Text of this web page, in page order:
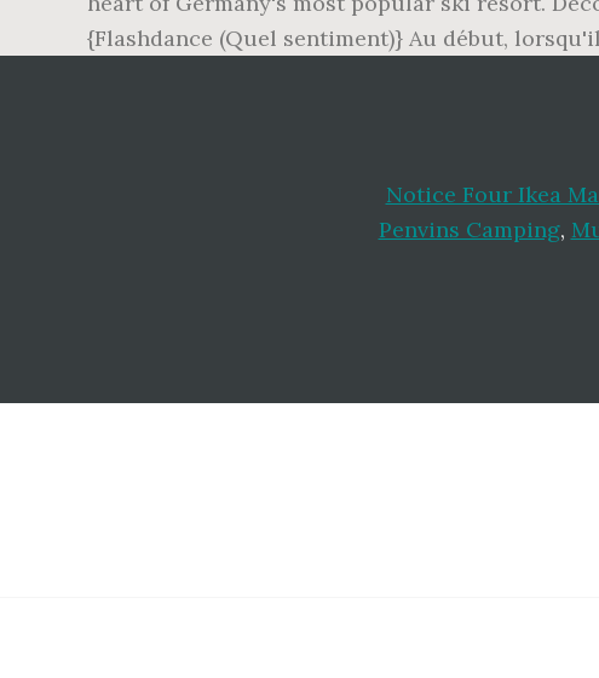
{Flashdance (Quel sentiment)} Au début,
Notice Four Ikea
Penvins Camping,